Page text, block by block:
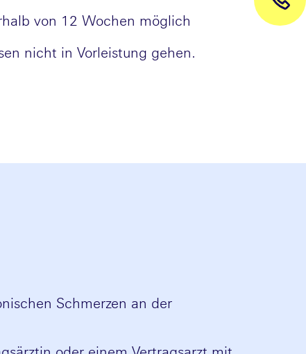
von 12 Wochen möglich
nicht in Vorleistung gehen.
Schmerzen an der